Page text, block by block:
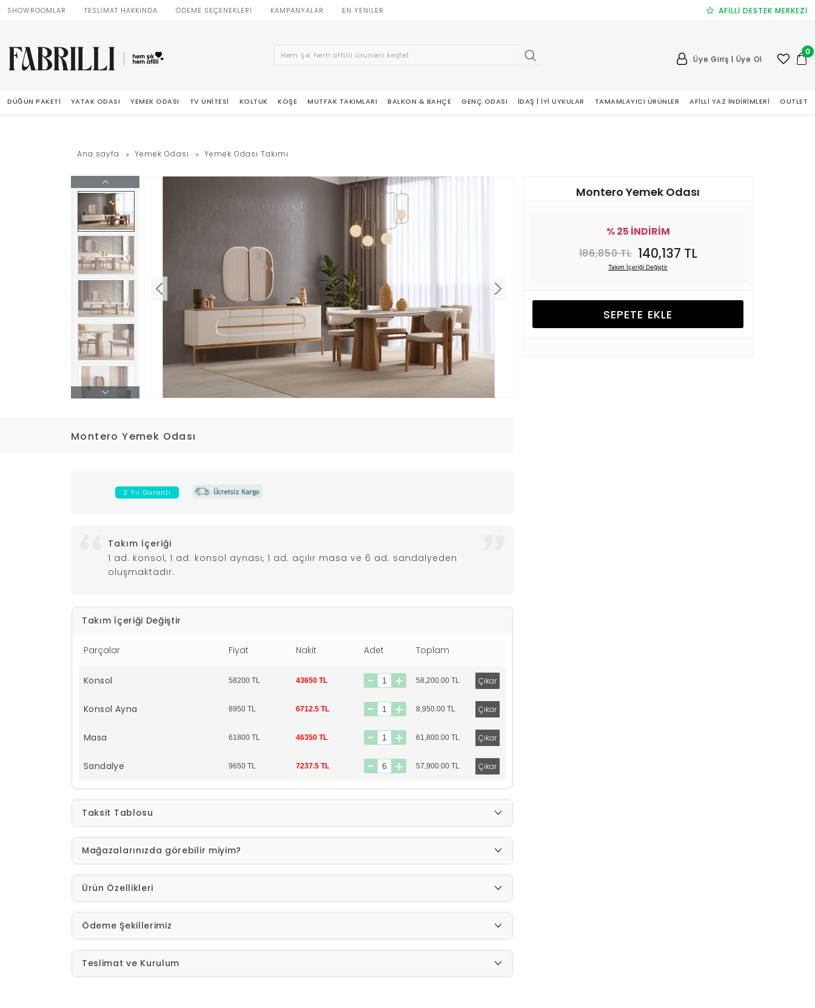
SHOWROOMLAR TESLİMAT HAKKINDA ÖDEME SEÇENEKLERİ KAMPANYALAR EN YENILER AFİLLİ DESTEK MERKEZİ
Üye Giriş | Üye Ol
0
DÜĞÜN PAKETI YATAK ODASI YEMEK ODASI TV ÜNITESI KOLTUK KÖŞE MUTFAK TAKIMLARI BALKON & BAHÇE GENÇ ODASI İDAŞ | İYI UYKULAR TAMAMLAYICI ÜRÜNLER AFILLI YAZ İNDIRIMLERI OUTLET
Ana sayfa Yemek Odası Yemek Odası Takımı
Montero Yemek Odası
2 Yıl Garanti
Takım İçeriği
1 ad. konsol, 1 ad. konsol aynası, 1 ad. açılır masa ve 6 ad. sandalyeden
oluşmaktadır.
Takım İçeriği Değiştir
Parçalar Fiyat Nakit Adet Toplam
Konsol 58200 TL 43650 TL 58,200.00 TL
Konsol Ayna 8950 TL 6712.5 TL 8,950.00 TL
Masa 61800 TL 46350 TL 61,800.00 TL
Sandalye 9650 TL 7237.5 TL 57,900.00 TL
Taksit Tablosu
Mağazalarınızda görebilir miyim?
Ürün Özellikleri
Ödeme Şekillerimiz
Teslimat ve Kurulum
Montero Yemek Odası
% 25 İNDİRİM
186,850 TL 140,137 TL
Takım İçeriği Değiştir
SEPETE EKLE